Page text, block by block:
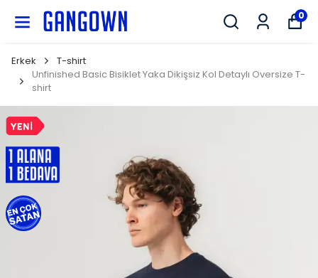
0
Erkek
T-shirt
Unfinished Basic Bisiklet Yaka Dikişsiz Kol Detaylı Oversize T-
shirt